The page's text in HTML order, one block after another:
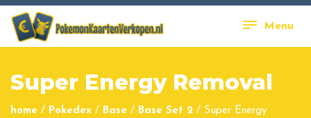
Menu
Super Energy Removal
home / Pokedex / Base / Base Set 2 / Super Energy